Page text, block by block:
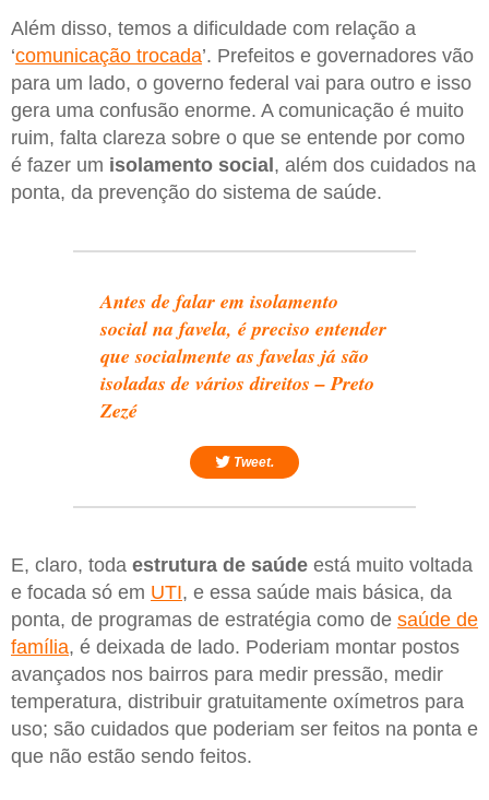
Além disso, temos a dificuldade com relação a
‘comunicação trocada’. Prefeitos e governadores vão
para um lado, o governo federal vai para outro e isso
gera uma confusão enorme. A comunicação é muito
ruim, falta clareza sobre o que se entende por como
é fazer um isolamento social , além dos cuidados na
ponta, da prevenção do sistema de saúde.
Antes de falar em isolamento
social na favela, é preciso entender
que socialmente as favelas já são
isoladas de vários direitos – Preto
Zezé
Tweet.
E, claro, toda estrutura de saúde está muito voltada
e focada só em UTI, e essa saúde mais básica, da
ponta, de programas de estratégia como de saúde de
família, é deixada de lado. Poderiam montar postos
avançados nos bairros para medir pressão, medir
temperatura, distribuir gratuitamente oxímetros para
uso; são cuidados que poderiam ser feitos na ponta e
que não estão sendo feitos.